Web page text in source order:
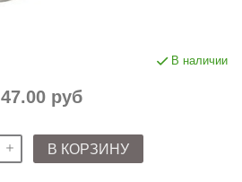
В наличии
47.00 руб
В КОРЗИНУ